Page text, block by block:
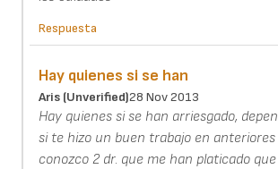
Respuesta
Hay quienes si se han
Aris (unverified)28 Nov 2013
Hay quienes si se han arriesgado,
si te hizo un buen trabajo en anteriores
conozco 2 dr. que me han platicado